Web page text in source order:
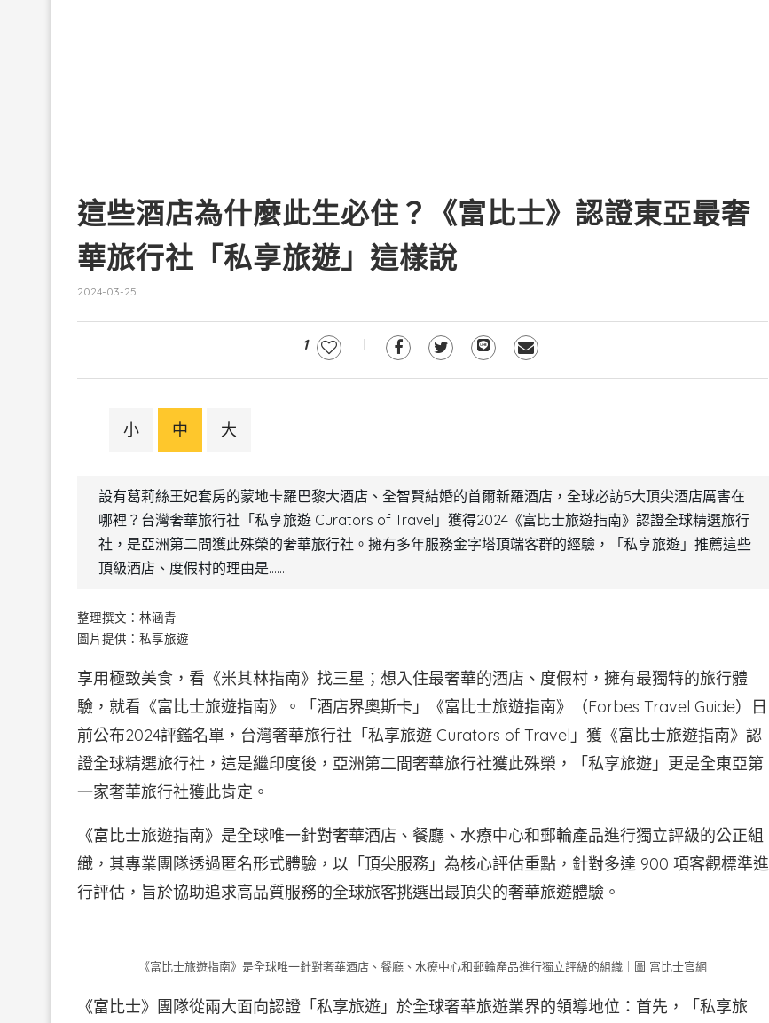
這些酒店為什麼此生必住？《富比士》認證東亞最奢
華旅行社「私享旅遊」這樣說
2024-03-25
1
小 中 大
設有葛莉絲王妃套房的蒙地卡羅巴黎大酒店、全智賢結婚的首爾新羅酒店，全球必訪5大頂尖酒店厲害在
哪裡？台灣奢華旅行社「私享旅遊 Curators of Travel」獲得2024《富比士旅遊指南》認證全球精選旅行
社，是亞洲第二間獲此殊榮的奢華旅行社。擁有多年服務金字塔頂端客群的經驗，「私享旅遊」推薦這些
頂級酒店、度假村的理由是……
整理撰文：林涵青
圖片提供：私享旅遊
享用極致美食，看《米其林指南》找三星；想入住最奢華的酒店、度假村，擁有最獨特的旅行體
驗，就看《富比士旅遊指南》。「酒店界奧斯卡」《富比士旅遊指南》（Forbes Travel Guide）日
前公布2024評鑑名單，台灣奢華旅行社「私享旅遊 Curators of Travel」獲《富比士旅遊指南》認
證全球精選旅行社，這是繼印度後，亞洲第二間奢華旅行社獲此殊榮，「私享旅遊」更是全東亞第
一家奢華旅行社獲此肯定。
《富比士旅遊指南》是全球唯一針對奢華酒店、餐廳、水療中心和郵輪產品進行獨立評級的公正組
織，其專業團隊透過匿名形式體驗，以「頂尖服務」為核心評估重點，針對多達 900 項客觀標準進
行評估，旨於協助追求高品質服務的全球旅客挑選出最頂尖的奢華旅遊體驗。
《富比士旅遊指南》是全球唯一針對奢華酒店、餐廳、水療中心和郵輪產品進行獨立評級的組織｜圖 富比士官網
《富比士》團隊從兩大面向認證「私享旅遊」於全球奢華旅遊業界的領導地位：首先，「私享旅